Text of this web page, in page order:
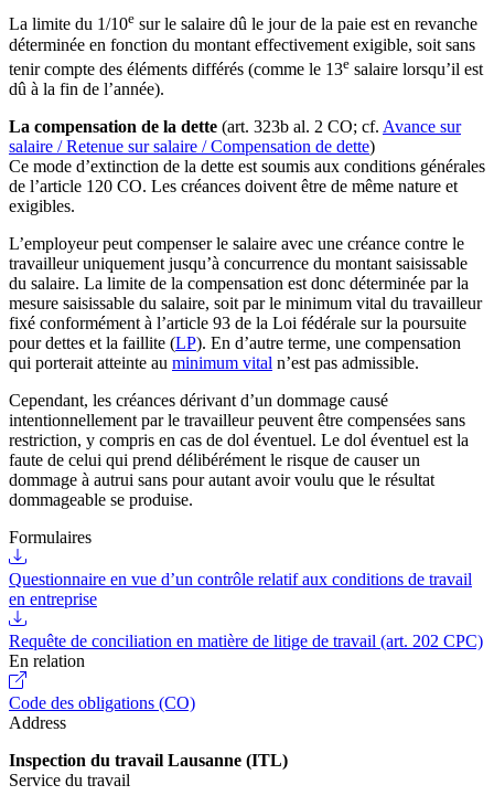
La limite du 1/10e sur le salaire dû le jour de la paie est en revanche
déterminée en fonction du montant effectivement exigible, soit sans
tenir compte des éléments différés (comme le 13e salaire lorsqu’il est
dû à la fin de l’année).
La compensation de la dette (art. 323b al. 2 CO; cf. Avance sur
salaire / Retenue sur salaire / Compensation de dette)
Ce mode d’extinction de la dette est soumis aux conditions générales
de l’article 120 CO. Les créances doivent être de même nature et
exigibles.
L’employeur peut compenser le salaire avec une créance contre le
travailleur uniquement jusqu’à concurrence du montant saisissable
du salaire. La limite de la compensation est donc déterminée par la
mesure saisissable du salaire, soit par le minimum vital du travailleur
fixé conformément à l’article 93 de la Loi fédérale sur la poursuite
pour dettes et la faillite (LP). En d’autre terme, une compensation
qui porterait atteinte au minimum vital n’est pas admissible.
Cependant, les créances dérivant d’un dommage causé
intentionnellement par le travailleur peuvent être compensées sans
restriction, y compris en cas de dol éventuel. Le dol éventuel est la
faute de celui qui prend délibérément le risque de causer un
dommage à autrui sans pour autant avoir voulu que le résultat
dommageable se produise.
Formulaires
Questionnaire en vue d’un contrôle relatif aux conditions de travail
en entreprise
Requête de conciliation en matière de litige de travail (art. 202 CPC)
En relation
Code des obligations (CO)
Address
Inspection du travail Lausanne (ITL)
Service du travail